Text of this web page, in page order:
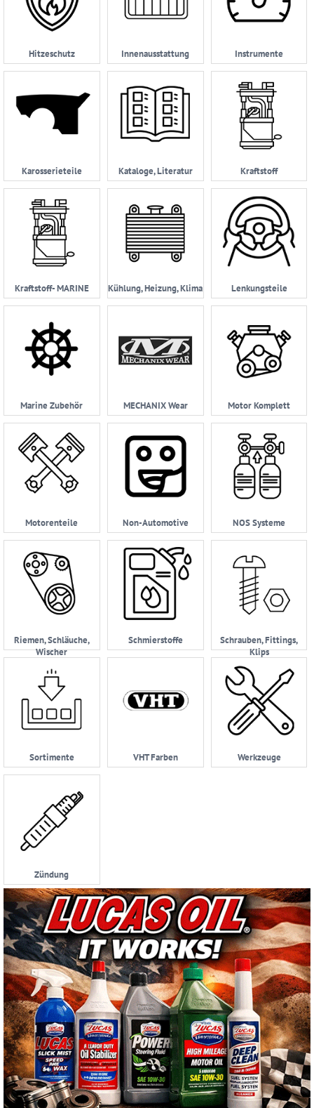
Hitzeschutz Innenausstattung Instrumente
Karosserieteile Kataloge, Literatur Kraftstoff
Kraftstoff- MARINE Kühlung, Heizung, Klima Lenkungsteile
Marine Zubehör MECHANIX Wear Motor Komplett
Motorenteile Non-Automotive NOS Systeme
Riemen, Schläuche,
Wischer
Schmierstoffe
Schrauben, Fittings,
Klips
Sortimente VHT Farben Werkzeuge
Zündung